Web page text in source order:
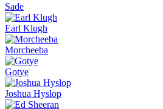
Sade
Earl Klugh
Morcheeba
Gotye
Joshua Hyslop